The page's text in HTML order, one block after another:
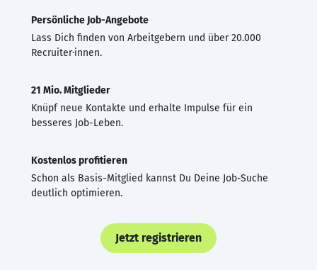
Persönliche Job-Angebote
Lass Dich finden von Arbeitgebern und über 20.000
Recruiter·innen.
21 Mio. Mitglieder
Knüpf neue Kontakte und erhalte Impulse für ein
besseres Job-Leben.
Kostenlos profitieren
Schon als Basis-Mitglied kannst Du Deine Job-Suche
deutlich optimieren.
Jetzt registrieren